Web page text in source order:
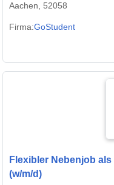
Aachen, 52058
Firma:GoStudent
Flexibler Nebenjob
(w/m/d)